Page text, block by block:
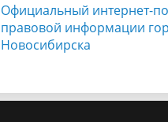
Официальный интернет-
правовой информации
Новосибирска